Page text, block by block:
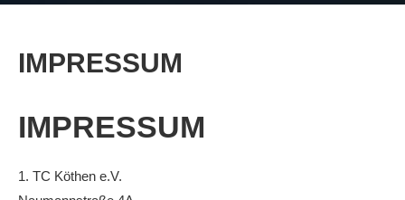
VEREIN
Das Clubhaus
IMPRESSUM
IMPRESSUM
1. TC Köthen e.V.